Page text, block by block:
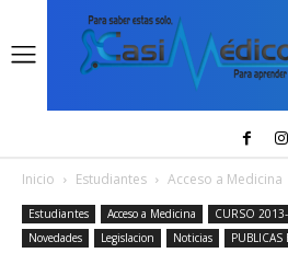
Inicio Estudiantes Acceso a Medicina
Estudiantes Acceso a Medicina CURSO
Novedades
Legislacion Noticias PUBLICAS